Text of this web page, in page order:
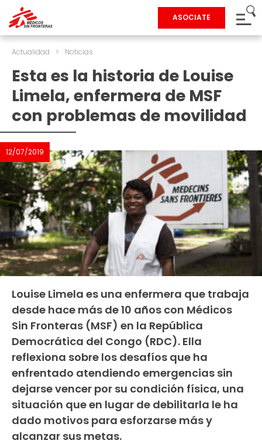
ASOCIATE
Actualidad > Noticias
Esta es la historia de Louise
Limela, enfermera de MSF
con problemas de movilidad
12/07/2019
Louise Limela es una enfermera que trabaja
desde hace más de 10 años con Médicos
Sin Fronteras (MSF) en la República
Democrática del Congo (RDC). Ella
reflexiona sobre los desafíos que ha
enfrentado atendiendo emergencias sin
dejarse vencer por su condición física, una
situación que en lugar de debilitarla le ha
dado motivos para esforzarse más y
alcanzar sus metas.